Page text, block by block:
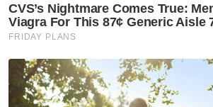
Menurutnya, kegiatan naziran
dari semasa ke semasa untuk
ia tidak berlaku, kedua mereka
kepada raja dan negara perlu
tindakan disiplin atau tindakan